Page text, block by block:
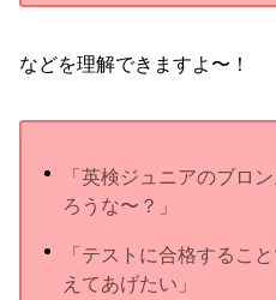
などを理解できますよ〜！
「英検ジュニアのブロ
ろうな〜？」
「テストに合格するこ
えてあげたい」